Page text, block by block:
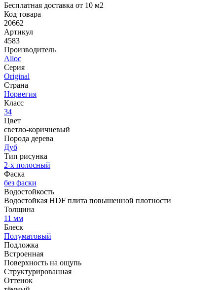
Бесплатная доставка от 10 м2
Код товара
20662
Артикул
4583
Производитель
Alloc
Серия
Original
Страна
Норвегия
Класс
34
Цвет
светло-коричневый
Порода дерева
Дуб
Тип рисунка
2-х полосный
Фаска
без фаски
Водостойкость
Водостойкая HDF плита повышенной плотности
Толщина
11 мм
Блеск
Полуматовый
Подложка
Встроенная
Поверхность на ощупь
Структурированная
Оттенок